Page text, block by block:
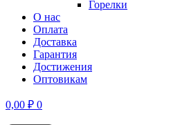
Горелки
О нас
Оплата
Доставка
Гарантия
Достижения
Оптовикам
0,00 ₽ 0